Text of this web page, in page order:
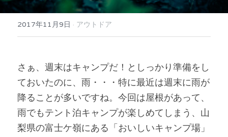
2017年11月9日 · アウトドア
さぁ、週末はキャンプだ！としっかり準備をし
ておいたのに、雨・・・特に最近は週末に雨が
降ることが多いですね。今回は屋根があって、
雨でもテント泊キャンプが楽しめてしまう、山
梨県の富士ケ嶺にある「おいしいキャンプ場」